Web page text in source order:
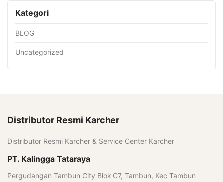
Kategori
BLOG
Uncategorized
Distributor Resmi Karcher
Distributor Resmi Karcher & Service Center Karcher
PT. Kalingga Tataraya
Pergudangan Tambun City Blok C7, Tambun, Kec Tambun